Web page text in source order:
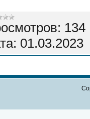
134
01.03.2023